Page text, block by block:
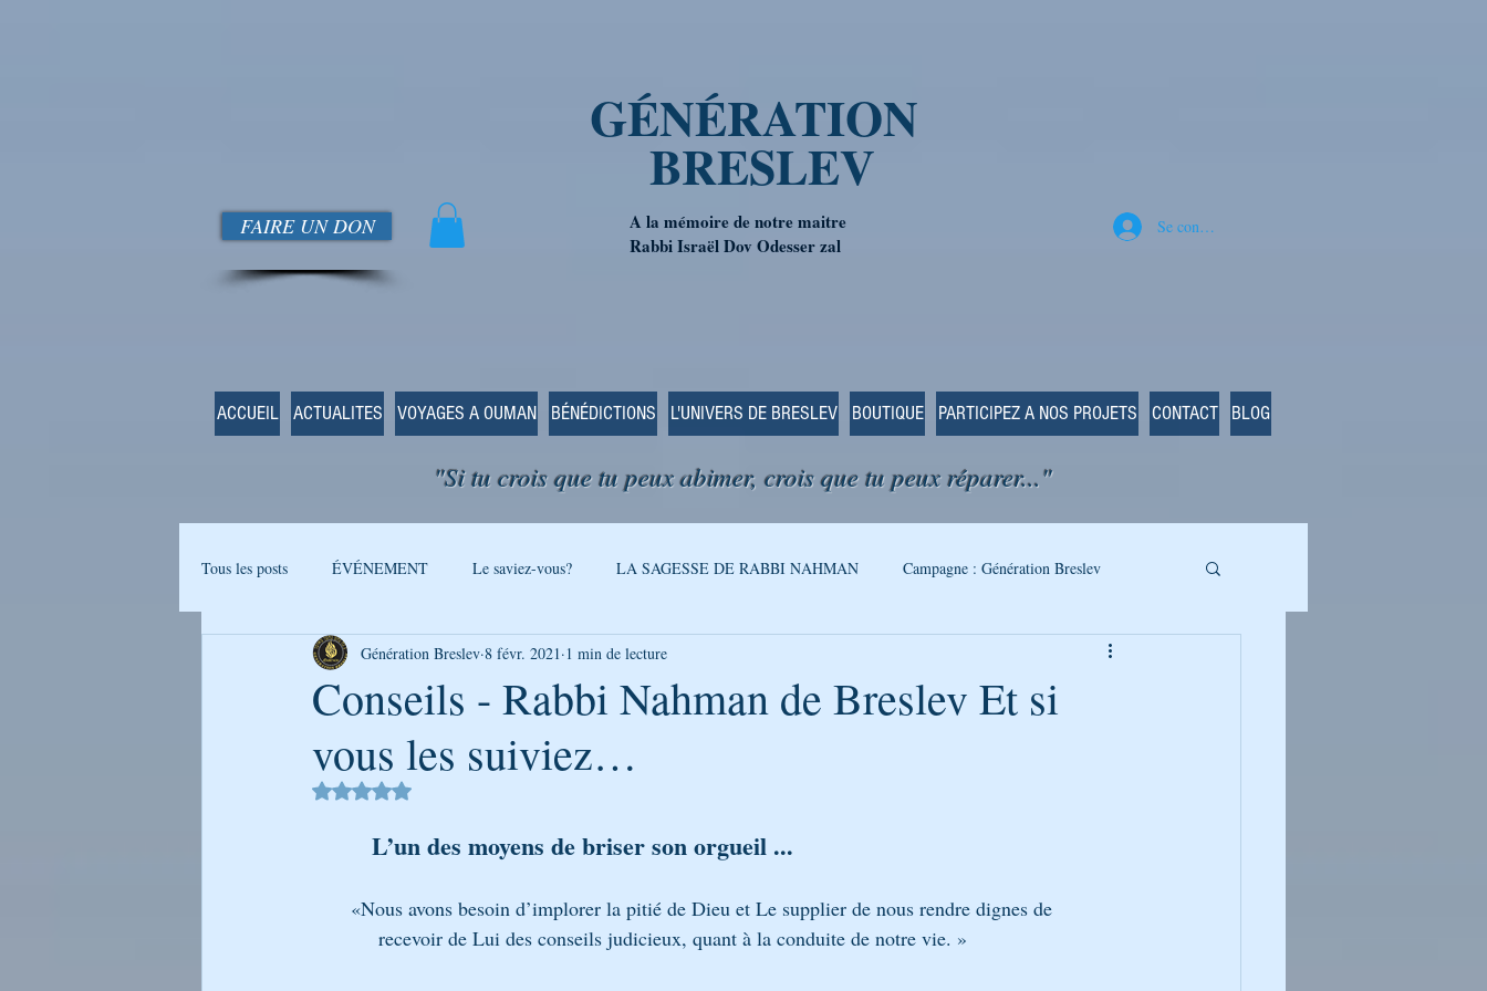
GÉNÉRATION
BRESLEV
FAIRE UN DON
A la mémoire de notre maitre
Rabbi Israël Dov Odesser zal
Se connecter
ACCUEIL ACTUALITES VOYAGES A OUMAN BÉNÉDICTIONS L'UNIVERS DE BRESLEV BOUTIQUE PARTICIPEZ A NOS PROJETS CONTACT BLOG
"Si tu crois que tu peux abimer, crois que tu peux réparer..."
Tous les posts ÉVÉNEMENT Le saviez-vous? LA SAGESSE DE RABBI NAHMAN Campagne : Génération Breslev
Actualités Breslev L'univers de Breslev SONDAGE
Ma journée avec Rabenou - Etude jou QUOI DE NEUF A OUMAN
GENERATION BRESLEV - FILM LE PODCAST DE GÉNÉRATION BRESLEV NOUVELLES D'OUMAN
Conseils - Rabbi Nahman de Breslev Et si
vous les suiviez…
Génération Breslev 8 févr. 2021 1 min de lecture
Noté NaN étoiles sur 5.
L’un des moyens de briser son orgueil ...
       «Nous avons besoin d’implorer la pitié de Dieu et Le supplier de nous rendre dignes de
            recevoir de Lui des conseils judicieux, quant à la conduite de notre vie. »